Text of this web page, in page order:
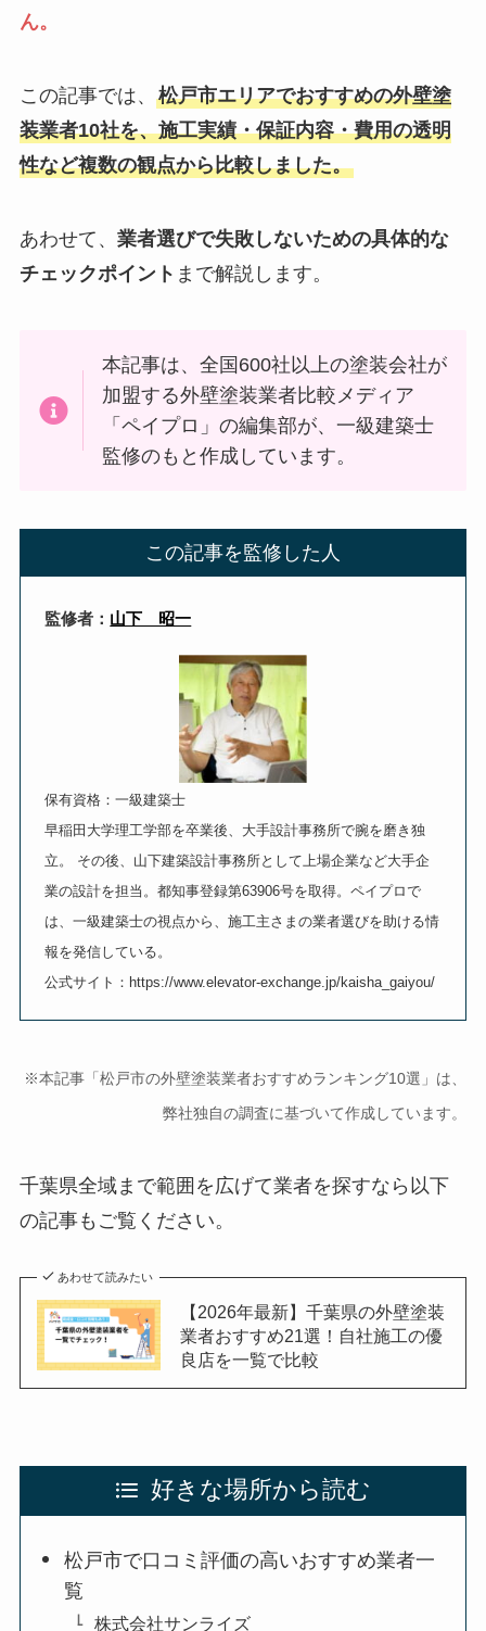
ん。
この記事では、 松戸市エリアでおすすめの外壁塗
装業者10社を、施工実績・保証内容・費用の透明
性など複数の観点から比較しました。
あわせて、 業者選びで失敗しないための具体的な
チェックポイント まで解説します。
本記事は、全国600社以上の塗装会社が
加盟する外壁塗装業者比較メディア
「ペイプロ」の編集部が、一級建築士
監修のもと作成しています。
この記事を監修した人
監修者： 山下 昭一
保有資格：一級建築士
早稲田大学理工学部を卒業後、大手設計事務所で腕を磨き独
立。 その後、山下建築設計事務所として上場企業など大手企
業の設計を担当。都知事登録第63906号を取得。ペイプロで
は、一級建築士の視点から、施工主さまの業者選びを助ける情
報を発信している。
公式サイト：https://www.elevator-exchange.jp/kaisha_gaiyou/
※本記事「松戸市の外壁塗装業者おすすめランキング10選」は、
弊社独自の調査に基づいて作成しています。
千葉県全域まで範囲を広げて業者を探すなら以下
の記事もご覧ください。
あわせて読みたい
【2026年最新】千葉県の外壁塗装
業者おすすめ21選！自社施工の優
良店を一覧で比較
好きな場所から読む
松戸市で口コミ評価の高いおすすめ業者一
覧
株式会社サンライズ